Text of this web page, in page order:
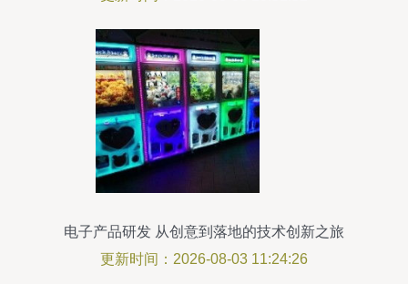
电子产品研发 从创意到落地的技术创新之旅
更新时间：2026-08-03 11:24:26